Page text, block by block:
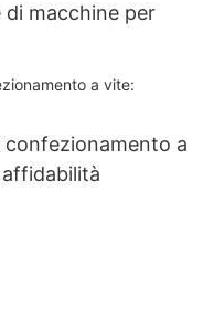
macchine per
a